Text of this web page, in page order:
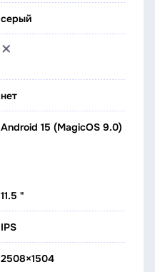
серый
нет
Android 15 (MagicOS 9.0)
11.5 "
IPS
2508×1504